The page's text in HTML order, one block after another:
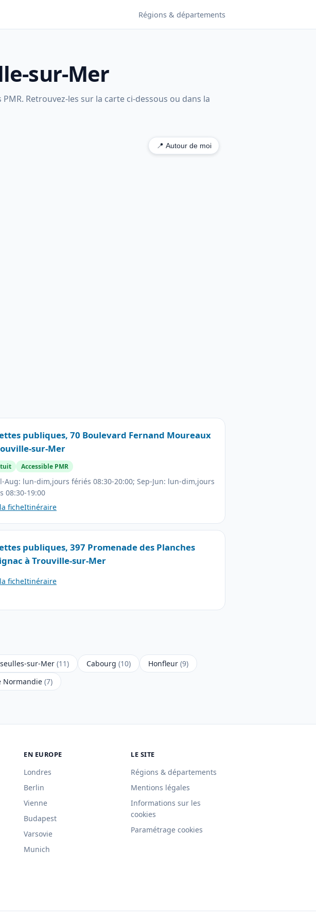
Régions & départements
sur-Mer
Retrouvez-les sur la carte ci-dessous ou dans la
📍 Autour de moi
publiques, 70 Boulevard Fernand Moureaux
sur-Mer
Accessible PMR
Aug: lun-dim,jours fériés 08:30-20:00; Sep-Jun: lun-dim,jours
08:30-19:00
ficheItinéraire
publiques, 397 Promenade des Planches
à Trouville-sur-Mer
ficheItinéraire
sur-Mer (11) Cabourg (10) Honfleur (9)
Normandie (7)
EN EUROPE
Londres
Berlin
Vienne
Budapest
Varsovie
Munich
LE SITE
Régions & départements
Mentions légales
Informations sur les
cookies
Paramétrage cookies